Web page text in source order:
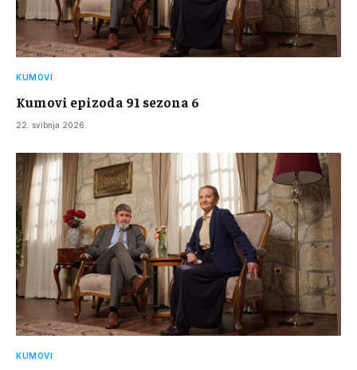
KUMOVI
Kumovi epizoda 91 sezona 6
22. svibnja 2026.
KUMOVI